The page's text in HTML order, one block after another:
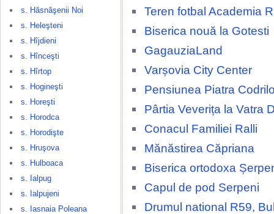
s. Hăsnăşenii Noi
s. Heleşteni
s. Hîjdieni
s. Hînceşti
s. Hîrtop
s. Hogineşti
s. Horeşti
s. Horodca
s. Horodişte
s. Hruşova
s. Hulboaca
s. Ialpug
s. Ialpujeni
s. Iasnaia Poleana
Teren fotbal Academia
Biserica nouă la Gotesti
GagauziaLand
Varșovia City Center
Pensiunea Piatra
Pârtia Veverița la Vatra
Conacul Familiei Ralli
Mănăstirea Căpriana
Biserica ortodoxa
Capul de pod Serpeni
Drumul national R59,